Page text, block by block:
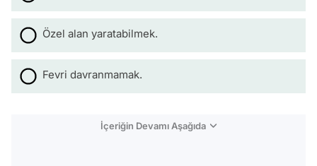
Özel alan yaratabilmek.
Fevri davranmamak.
İçeriğin Devamı Aşağıda